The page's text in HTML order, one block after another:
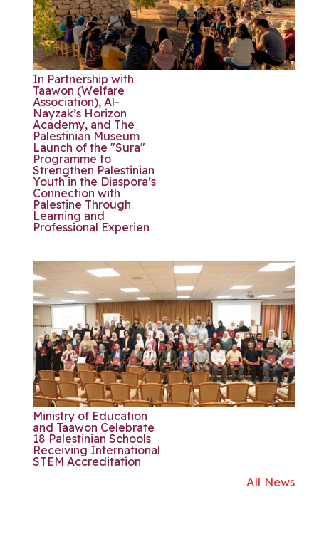
In Partnership with
Taawon (Welfare
Association), Al-
Nayzak’s Horizon
Academy, and The
Palestinian Museum
Launch of the "Sura"
Programme to
Strengthen Palestinian
Youth in the Diaspora’s
Connection with
Palestine Through
Learning and
Professional Experien
Ministry of Education
and Taawon Celebrate
18 Palestinian Schools
Receiving International
STEM Accreditation
All News